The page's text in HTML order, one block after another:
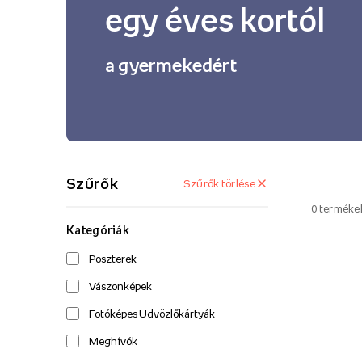
egy éves kortól
a gyermekedért
Szűrők Szűrők törlése
Kategóriák
Poszterek
Vászonképek
Fotóképes Üdvözlőkártyák
Meghívók
0